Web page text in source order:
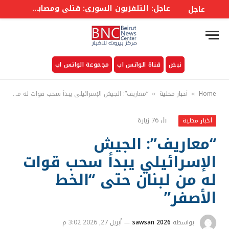
عاجل عاجل: التلفزيون السوري: قتلى ومصابون في انفجار عبوة ناسفة بحافلة ركاب في جرمانا بريف #دمشق
نبض قناة الواتس اب مجموعة الواتس اب
Home
» أخبار محلية » “معاريف”: الجيش الإسرائيلي يبدأ سحب قوات له من لبنان حتى “الخط الأصفر”
أخبار محلية 76 زيارة
“معاريف”: الجيش
الإسرائيلي يبدأ سحب قوات
له من لبنان حتى “الخط
الأصفر”
بواسطة sawsan 2026
أبريل 27, 2026 3:02 م